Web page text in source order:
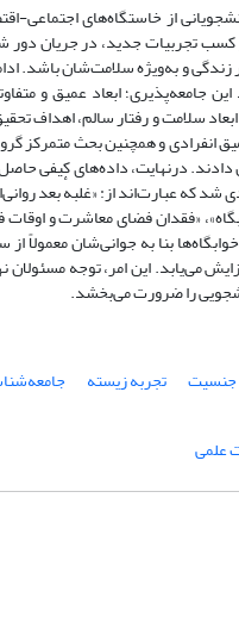
از خاستگاه‌های اجتماعی-‌
تجربیات جدید، در جریان دور
و به‌ویژه سلامت‌شان باشد.
جامعه‌پذیری؛ ابعاد عمیق و
سلامت و رفتار سالم، اهداف
انفرادی و همچنین بحث متمرکز
شد که عبارت‌اند از: «غلبهٔ بعد
«فقدان فضای معاشرت و اوقات
بنا به جوانی‌شان معمولاً از
می‌یابد. این امر، توجه
را ضرورت می‌بخشد.
جنسیت تجربه‌ زیسته
علمی